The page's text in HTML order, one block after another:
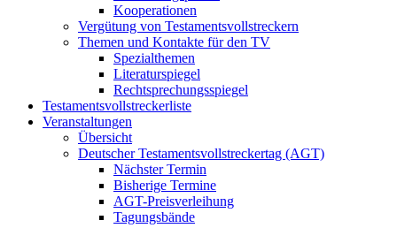
Kooperationen
Vergütung von Testamentsvollstreckern
Themen und Kontakte für den TV
Spezialthemen
Literaturspiegel
Rechtsprechungsspiegel
Testamentsvollstreckerliste
Veranstaltungen
Übersicht
Deutscher Testamentsvollstreckertag (AGT)
Nächster Termin
Bisherige Termine
AGT-Preisverleihung
Tagungsbände